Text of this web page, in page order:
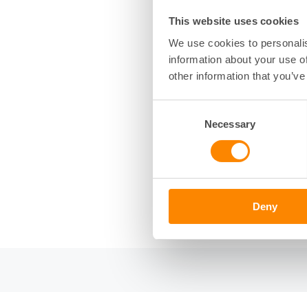
This website uses cookies
We use cookies to
information about your use
other information that
Necessary
Deny
Viktigt
Lagändringen
misstänkt
behöva kopplas in.
kontakt med